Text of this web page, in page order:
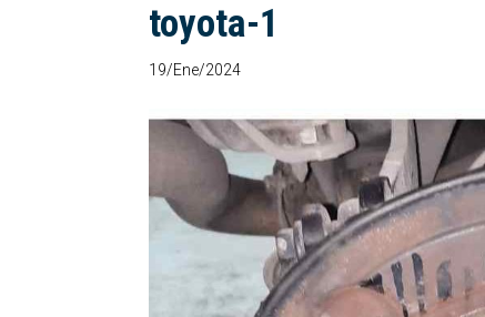
toyota-1
19/Ene/2024